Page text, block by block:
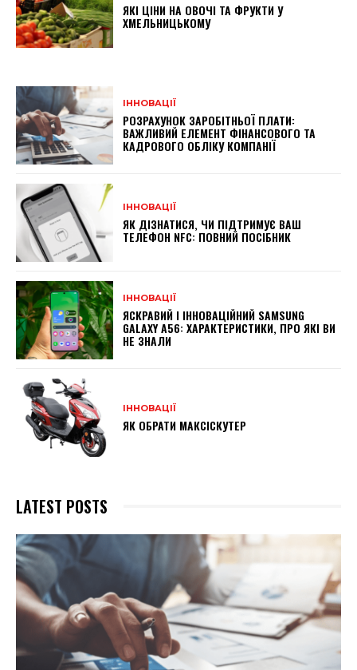
ЯКІ ЦІНИ НА ОВОЧІ ТА ФРУКТИ У
ХМЕЛЬНИЦЬКОМУ
ІННОВАЦІЇ
РОЗРАХУНОК ЗАРОБІТНЬОЇ ПЛАТИ:
ВАЖЛИВИЙ ЕЛЕМЕНТ ФІНАНСОВОГО ТА
КАДРОВОГО ОБЛІКУ КОМПАНІЇ
ІННОВАЦІЇ
ЯК ДІЗНАТИСЯ, ЧИ ПІДТРИМУЄ ВАШ
ТЕЛЕФОН NFC: ПОВНИЙ ПОСІБНИК
ІННОВАЦІЇ
ЯСКРАВИЙ І ІННОВАЦІЙНИЙ SAMSUNG
GALAXY A56: ХАРАКТЕРИСТИКИ, ПРО ЯКІ ВИ
НЕ ЗНАЛИ
ІННОВАЦІЇ
ЯК ОБРАТИ МАКСІСКУТЕР
LATEST POSTS